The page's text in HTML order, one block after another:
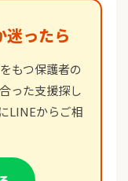
迷ったら
もつ保護者の
った支援探し
LINEからご相